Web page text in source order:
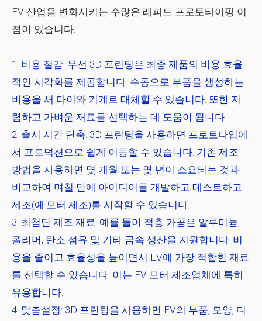
EV 산업을 변화시키는 수많은 래피드 프로토타이핑 이
점이 있습니다.
비용 절감: 우선 3D 프린팅은 최종 제품의 비용 효율
적인 시각화를 제공합니다. 수동으로 부품을 생성하는
비용을 새 다이와 기계로 대체할 수 있습니다. 또한 저
렴하고 가벼운 재료를 선택하는 데 도움이 됩니다.
출시 시간 단축: 3D 프린팅을 사용하면 프로토타입에
서 프로덕션으로 쉽게 이동할 수 있습니다. 기존 제조
방법을 사용하면 몇 개월 또는 몇 년이 소요되는 것과
비교하여 며칠 만에 아이디어를 개발하고 테스트하고
제조(예:모터 제조)를 시작할 수 있습니다.
최첨단 제조 재료: 예를 들어 적층 가공은 알루미늄,
폴리머, 탄소 섬유 및 기타 금속 생산을 지원합니다. 비
용을 줄이고 효율성을 높이면서 EV에 가장 적합한 재료
를 선택할 수 있습니다. 이는 EV 모터 제조업체에 특히
유용합니다.
맞춤설정: 3D 프린팅을 사용하면 EV의 부품, 모양, 디